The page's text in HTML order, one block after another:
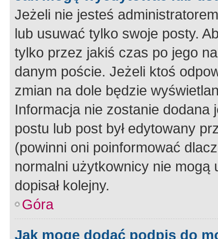
Jeżeli nie jesteś
lub usuwać tylko swoje posty.
tylko przez jakiś czas po jego
danym poście. Jeżeli ktoś
zmian na dole będzie
Informacja nie zostanie dodana
postu lub post był edytowany
(powinni oni poinformować
normalni użytkownicy nie
dopisał kolejny.
Góra
Jak mogę dodać podpis do